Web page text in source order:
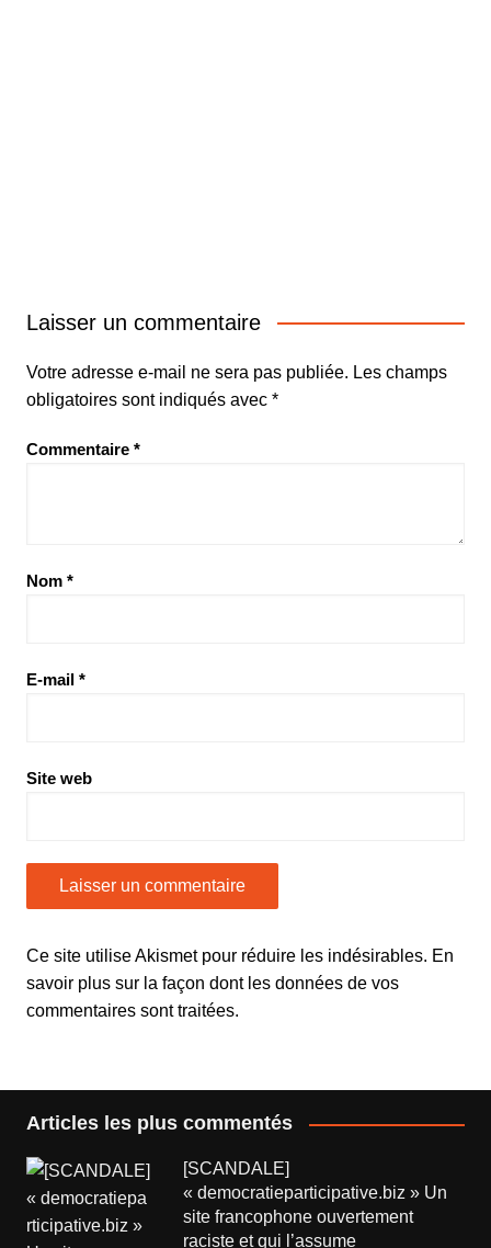
Laisser un commentaire
Votre adresse e-mail ne sera pas publiée. Les champs
obligatoires sont indiqués avec *
Commentaire *
Nom *
E-mail *
Site web
Ce site utilise Akismet pour réduire les indésirables. En
savoir plus sur la façon dont les données de vos
commentaires sont traitées.
Articles les plus commentés
[SCANDALE]
« democratieparticipative.biz » Un
site francophone ouvertement
raciste et qui l’assume